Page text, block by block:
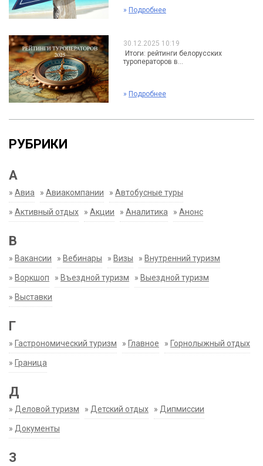
» Подробнее
30.12.2025 10:19
Итоги: рейтинги белорусских
туроператоров в...
» Подробнее
РУБРИКИ
А
» Авиа » Авиакомпании » Автобусные туры
» Активный отдых » Акции » Аналитика » Анонс
В
» Вакансии » Вебинары » Визы » Внутренний туризм
» Воркшоп » Въездной туризм » Выездной туризм
» Выставки
Г
» Гастрономический туризм » Главное » Горнолыжный отдых
» Граница
Д
» Деловой туризм » Детский отдых » Дипмиссии
» Документы
З